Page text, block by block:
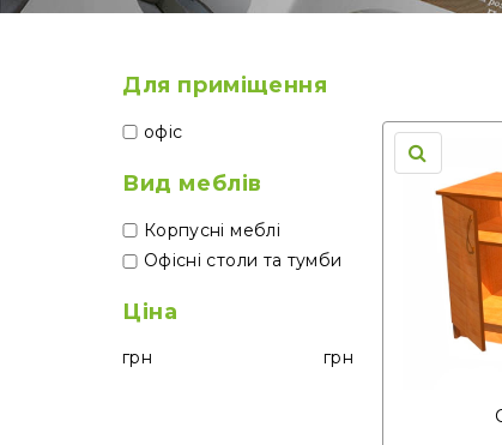
Для приміщення
офіс
Вид меблів
Корпусні меблі
Офісні столи та тумби
Ціна
грн грн